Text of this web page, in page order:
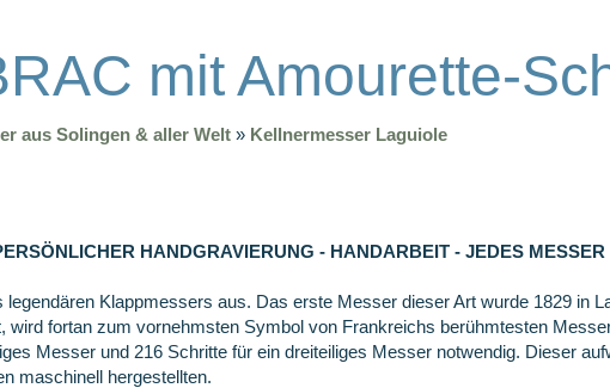
mit Amourette-
aus Solingen & aller Welt » Kellnermesser Laguiole
HANDGRAVIERUNG - HANDARBEIT - JEDES MESSER
Klappmessers aus. Das erste Messer dieser Art wurde 1829 in
fortan zum vornehmsten Symbol von Frankreichs berühmtesten
Messer und 216 Schritte für ein dreiteiliges Messer notwendig. Dieser
maschinell hergestellten.